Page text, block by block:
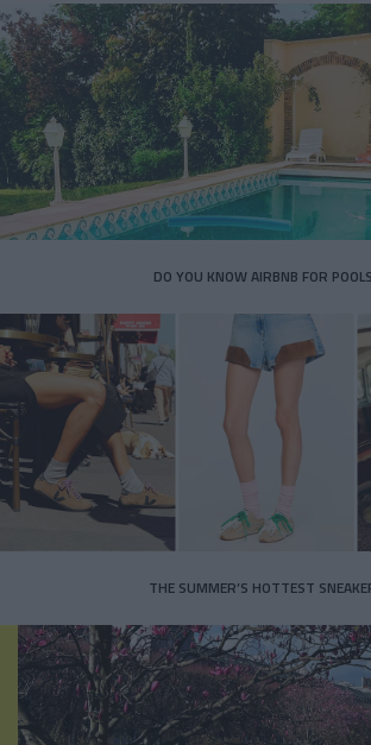
DO YOU KNOW AIRBNB FOR
THE SUMMER’S HOTTEST